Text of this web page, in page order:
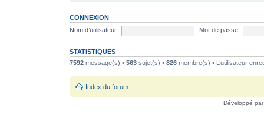
CONNEXION
Nom d’utilisateur:
Mot de passe:
STATISTIQUES
7592 message(s) • 563 sujet(s) • 826 membre(s) • L’utilisateur
Index du forum
Développé